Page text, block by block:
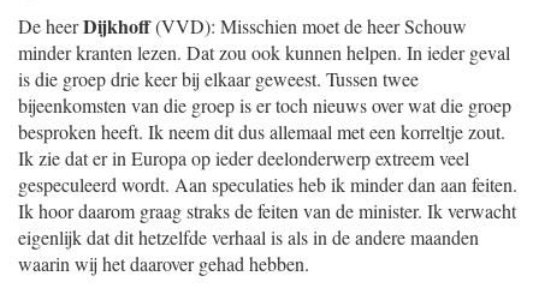
De heerDijkhoff(VVD): Misschien moet de heer Schouw
minder kranten lezen. Dat zou ook kunnen helpen. In ieder geval
is die groep drie keer bij elkaar geweest. Tussen twee
bijeenkomsten van die groep is er toch nieuws over wat die groep
besproken heeft. Ik neem dit dus allemaal met een korreltje zout.
Ik zie dat er in Europa op ieder deelonderwerp extreem veel
gespeculeerd wordt. Aan speculaties heb ik minder dan aan feiten.
Ik hoor daarom graag straks de feiten van de minister. Ik verwacht
eigenlijk dat dit hetzelfde verhaal is als in de andere maanden
waarin wij het daarover gehad hebben.